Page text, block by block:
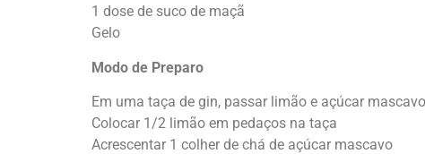
1 dose de suco de maçã
Gelo
Modo de Preparo
Em uma taça de gin, passar limão e açúcar
Colocar 1/2 limão em pedaços na taça
Acrescentar 1 colher de chá de açúcar mascavo